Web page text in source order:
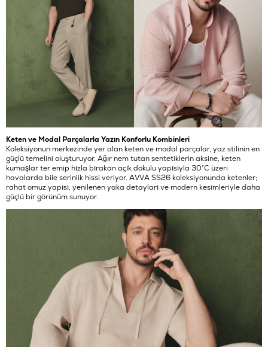
Keten ve Modal Parçalarla Yazın Konforlu Kombinleri
Koleksiyonun merkezinde yer alan keten ve modal parçalar, yaz stilinin en
güçlü temelini oluşturuyor. Ağır nem tutan sentetiklerin aksine, keten
kumaşlar ter emip hızla bırakan açık dokulu yapısıyla 30°C üzeri
havalarda bile serinlik hissi veriyor. AVVA SS26 koleksiyonunda ketenler;
rahat omuz yapısı, yenilenen yaka detayları ve modern kesimleriyle daha
güçlü bir görünüm sunuyor.